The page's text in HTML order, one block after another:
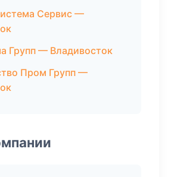
Сервис —
Групп — Владивосток
Пром Групп —